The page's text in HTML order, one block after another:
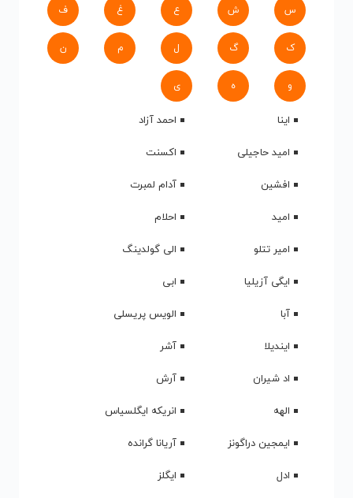
س ش ع غ ف
ک گ ل م ن
و ه ی
اینا
احمد آزاد
امید حاجیلی
اکسنت
افشین
آدام لمبرت
امید
احلام
امیر تتلو
الی گولدینگ
ایگی آزیلیا
ابی
آبا
الویس پریسلی
ایندیلا
آشر
اد شیران
آرش
الهه
انریکه ایگلسیاس
ایمجین دراگونز
آریانا گرانده
ادل
ایگلز